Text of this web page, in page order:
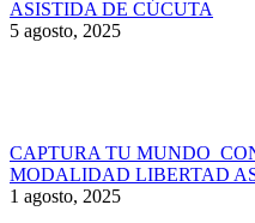
ASISTIDA DE CÚCUTA
5 agosto, 2025
CAPTURA TU MUNDO
MODALIDAD LIBERTAD
1 agosto, 2025